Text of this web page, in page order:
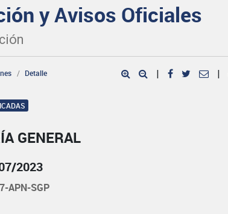
y Avisos Oficiales
Detalle | |
GENERAL
2023
APN-SGP